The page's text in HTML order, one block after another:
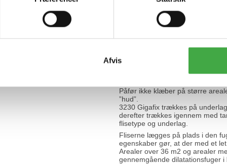
Afvis
og i våde rum vandtætnes efter
monteringsanvisninger
15 kg pulver blandes med 2,7-
brug. Anvend stort piskeris på
Sørg for at både pulver og
Påfør ikke klæber på større
”hud”.
3230 Gigafix trækkes på
derefter trækkes igennem med
flisetype og underlag.
Fliserne lægges på plads i den
egenskaber gør, at der med et
Arealer over 36 m2 og arealer
gennemgående dilatationsfuger i